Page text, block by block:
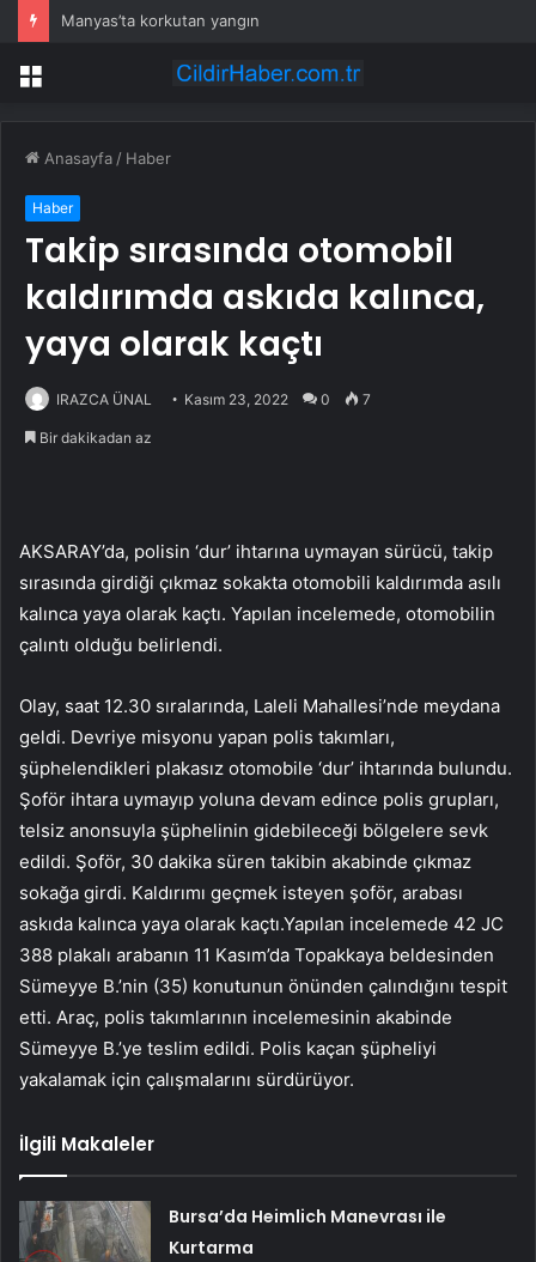
Manyas’ta korkutan yangın
Menü
Anasayfa / Haber
Haber
Takip sırasında otomobil
kaldırımda askıda kalınca,
yaya olarak kaçtı
IRAZCA ÜNAL Kasım 23, 2022 0 7
Bir dakikadan az
AKSARAY’da, polisin ‘dur’ ihtarına uymayan sürücü, takip
sırasında girdiği çıkmaz sokakta otomobili kaldırımda asılı
kalınca yaya olarak kaçtı. Yapılan incelemede, otomobilin
çalıntı olduğu belirlendi.
Olay, saat 12.30 sıralarında, Laleli Mahallesi’nde meydana
geldi. Devriye misyonu yapan polis takımları,
şüphelendikleri plakasız otomobile ‘dur’ ihtarında bulundu.
Şoför ihtara uymayıp yoluna devam edince polis grupları,
telsiz anonsuyla şüphelinin gidebileceği bölgelere sevk
edildi. Şoför, 30 dakika süren takibin akabinde çıkmaz
sokağa girdi. Kaldırımı geçmek isteyen şoför, arabası
askıda kalınca yaya olarak kaçtı.Yapılan incelemede 42 JC
388 plakalı arabanın 11 Kasım’da Topakkaya beldesinden
Sümeyye B.’nin (35) konutunun önünden çalındığını tespit
etti. Araç, polis takımlarının incelemesinin akabinde
Sümeyye B.’ye teslim edildi. Polis kaçan şüpheliyi
yakalamak için çalışmalarını sürdürüyor.
İlgili Makaleler
Bursa’da Heimlich Manevrası ile
Kurtarma